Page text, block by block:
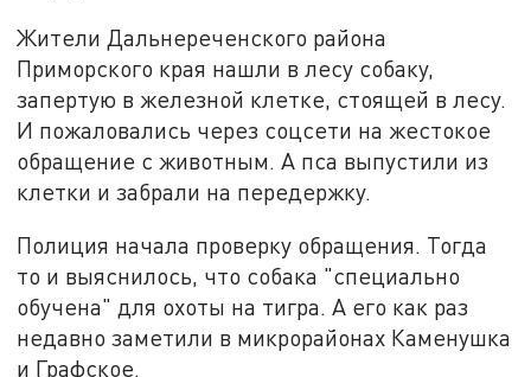
Жители Дальнереченского района
Приморского края нашли в лесу собаку,
запертую в железной клетке, стоящей в лесу.
И пожаловались через соцсети на жестокое
обращение с животным. А пса выпустили из
клетки и забрали на передержку.
Полиция начала проверку обращения. Тогда
то и выяснилось, что собака "специально
обучена" для охоты на тигра. А его как раз
недавно заметили в микрорайонах Каменушка
и Графское.